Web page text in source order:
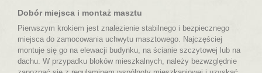
Dobór miejsca i montaż masztu
Pierwszym krokiem jest znalezienie stabilnego i bezpiecznego
miejsca do zamocowania uchwytu masztowego. Najczęściej
montuje się go na elewacji budynku, na ścianie szczytowej lub na
dachu. W przypadku bloków mieszkalnych, należy bezwzględnie